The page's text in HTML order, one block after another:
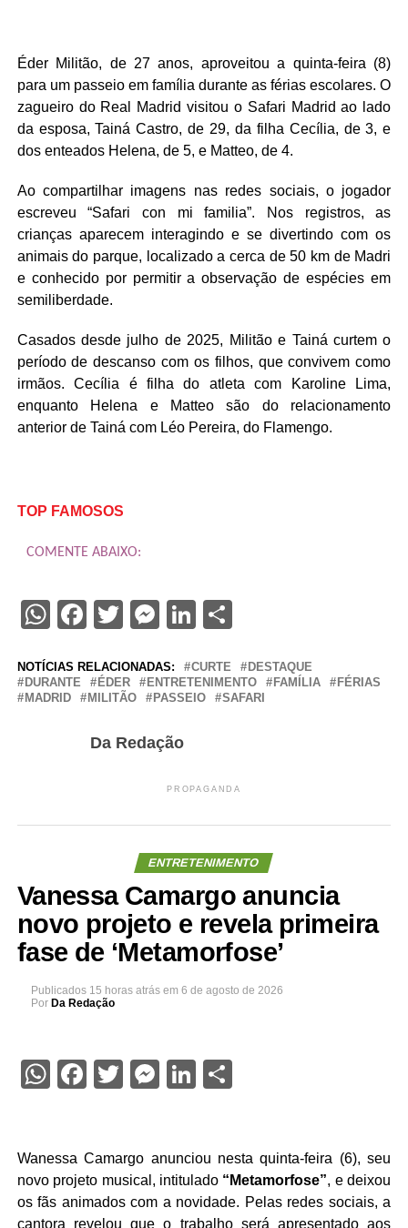
Éder Militão, de 27 anos, aproveitou a quinta-feira (8)
para um passeio em família durante as férias escolares. O
zagueiro do Real Madrid visitou o Safari Madrid ao lado
da esposa, Tainá Castro, de 29, da filha Cecília, de 3, e
dos enteados Helena, de 5, e Matteo, de 4.
Ao compartilhar imagens nas redes sociais, o jogador
escreveu “Safari con mi familia”. Nos registros, as
crianças aparecem interagindo e se divertindo com os
animais do parque, localizado a cerca de 50 km de Madri
e conhecido por permitir a observação de espécies em
semiliberdade.
Casados desde julho de 2025, Militão e Tainá curtem o
período de descanso com os filhos, que convivem como
irmãos. Cecília é filha do atleta com Karoline Lima,
enquanto Helena e Matteo são do relacionamento
anterior de Tainá com Léo Pereira, do Flamengo.
TOP FAMOSOS
COMENTE ABAIXO:
WhatsApp
Facebook
Twitter
Messenger
LinkedIn
Share
NOTÍCIAS RELACIONADAS: CURTE
DESTAQUE
DURANTE
ÉDER ENTRETENIMENTO FAMÍLIA
FÉRIAS
MADRID
MILITÃO PASSEIO SAFARI
Da Redação
PROPAGANDA
ENTRETENIMENTO
Vanessa Camargo anuncia
novo projeto e revela primeira
fase de ‘Metamorfose’
Publicados 15 horas atrás em 6 de agosto de 2026
Por Da Redação
WhatsApp
Facebook
Twitter
Messenger
LinkedIn
Share
Wanessa Camargo anunciou nesta quinta-feira (6), seu
novo projeto musical, intitulado “Metamorfose”, e deixou
os fãs animados com a novidade. Pelas redes sociais, a
cantora revelou que o trabalho será apresentado aos